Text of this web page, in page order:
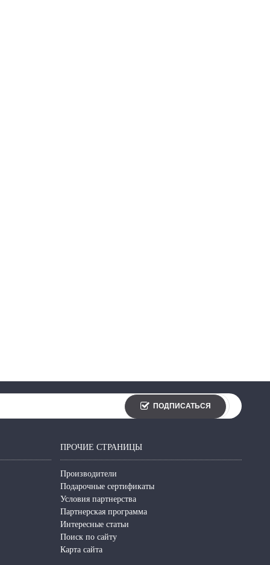
ПОДПИСАТЬСЯ
ПРОЧИЕ СТРАНИЦЫ
Производители
Подарочные сертификаты
Условия партнерства
Партнерская программа
Интересные статьи
Поиск по сайту
Карта сайта